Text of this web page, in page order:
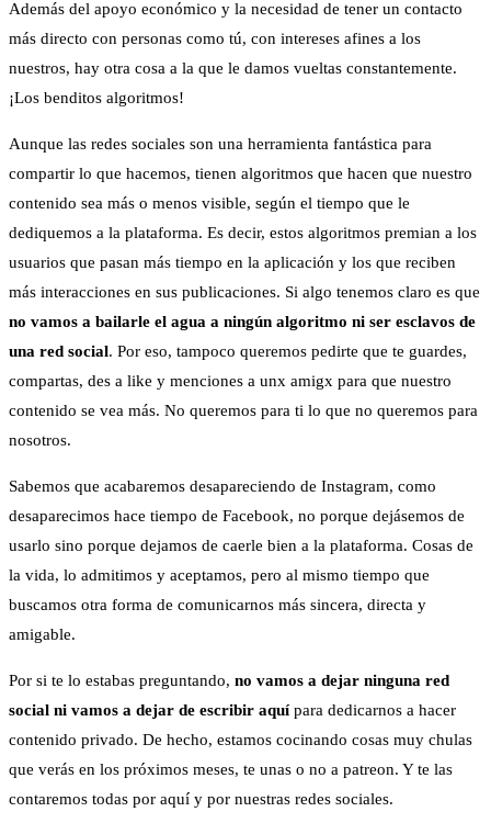
Además del apoyo económico y la necesidad de tener un contacto
más directo con personas como tú, con intereses afines a los
nuestros, hay otra cosa a la que le damos vueltas constantemente.
¡Los benditos algoritmos!
Aunque las redes sociales son una herramienta fantástica para
compartir lo que hacemos, tienen algoritmos que hacen que nuestro
contenido sea más o menos visible, según el tiempo que le
dediquemos a la plataforma. Es decir, estos algoritmos premian a los
usuarios que pasan más tiempo en la aplicación y los que reciben
más interacciones en sus publicaciones. Si algo tenemos claro es que
no vamos a bailarle el agua a ningún algoritmo ni ser esclavos de
una red social. Por eso, tampoco queremos pedirte que te guardes,
compartas, des a like y menciones a unx amigx para que nuestro
contenido se vea más. No queremos para ti lo que no queremos para
nosotros.
Sabemos que acabaremos desapareciendo de Instagram, como
desaparecimos hace tiempo de Facebook, no porque dejásemos de
usarlo sino porque dejamos de caerle bien a la plataforma. Cosas de
la vida, lo admitimos y aceptamos, pero al mismo tiempo que
buscamos otra forma de comunicarnos más sincera, directa y
amigable.
Por si te lo estabas preguntando, no vamos a dejar ninguna red
social ni vamos a dejar de escribir aquípara dedicarnos a hacer
contenido privado. De hecho, estamos cocinando cosas muy chulas
que verás en los próximos meses, te unas o no a patreon. Y te las
contaremos todas por aquí y por nuestras redes sociales.